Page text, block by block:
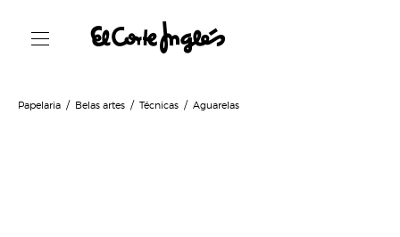
Papelaria Belas artes Técnicas Aguarelas